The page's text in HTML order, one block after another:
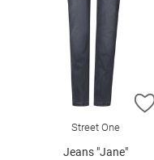
Street One
Jeans "Jane"